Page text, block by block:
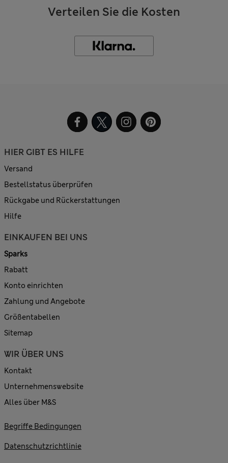
Verteilen Sie die Kosten
HIER GIBT ES HILFE
Versand
Bestellstatus überprüfen
Rückgabe und Rückerstattungen
Hilfe
EINKAUFEN BEI UNS
Sparks
Rabatt
Konto einrichten
Zahlung und Angebote
Größentabellen
Sitemap
WIR ÜBER UNS
Kontakt
Unternehmenswebsite
Alles über M&S
Begriffe Bedingungen
Datenschutzrichtlinie